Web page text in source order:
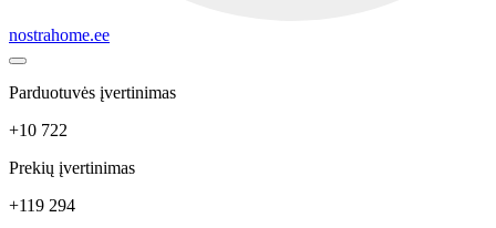
nostrahome.ee
Parduotuvės įvertinimas
+10 722
Prekių įvertinimas
+119 294